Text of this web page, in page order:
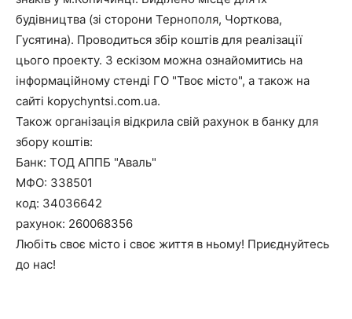
будівництва (зі сторони Тернополя, Чорткова,
Гусятина). Проводиться збір коштів для реалізації
цього проекту. З ескізом можна ознайомитись на
інформаційному стенді ГО "Твоє місто", а також на
сайті kopychyntsi.com.ua.
Також організація відкрила свій рахунок в банку для
збору коштів:
Банк: ТОД АППБ "Аваль"
МФО: 338501
код: 34036642
рахунок: 260068356
Любіть своє місто і своє життя в ньому! Приєднуйтесь
до нас!